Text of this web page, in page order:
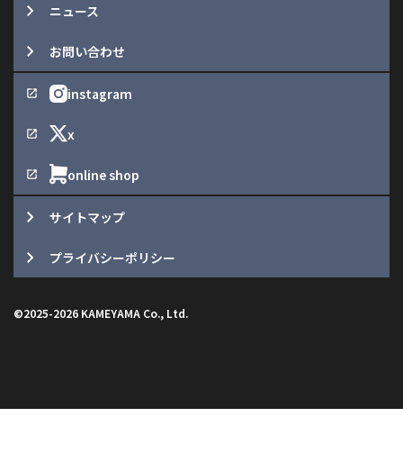
ニュース
お問い合わせ
サイトマップ
プライバシーポリシー
©2025-2026 KAMEYAMA Co., Ltd.